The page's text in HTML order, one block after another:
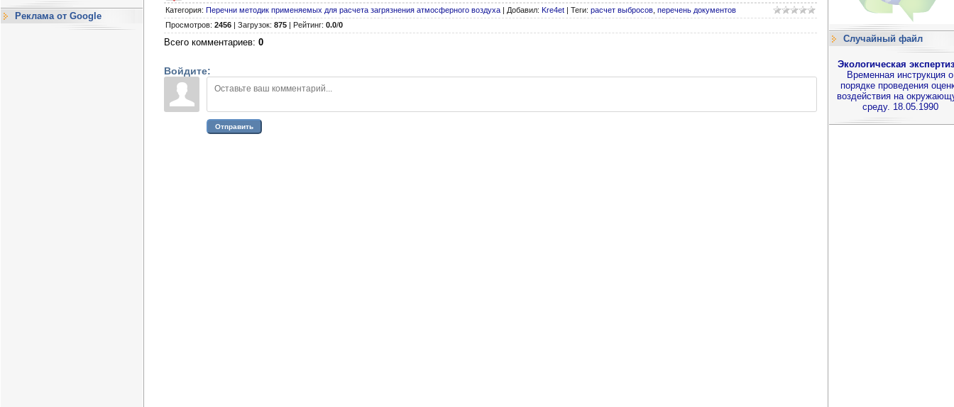
Реклама от Google
Категория: Перечни методик применяемых для расчета загрязнения атмосферного воздуха Добавил: Kre4et Теги: расчет выбросов перечень документов
Просмотров: 2456 Загрузок: 875 Рейтинг: 0.0/0
Всего комментариев: 0
Войдите:
Отправить
Случайный файл
Экологическая
Временная инструкция о
порядке проведения
воздействия на
среду. 18.05.1990